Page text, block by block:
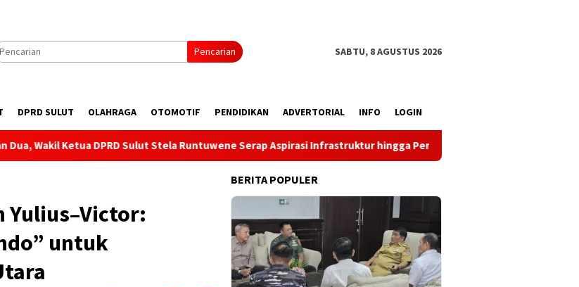
Pencarian
SABTU, 8 AGUSTUS 2026
DPRD SULUT OLAHRAGA OTOMOTIF PENDIDIKAN ADVERTORIAL INFO LOGIN
Runtuwene Serap Aspirasi Infrastruktur hingga Pemberdayaan Ekonomi Reses Louis Schramm di Panti
Yulius–Victor:
untuk
BERITA POPULER